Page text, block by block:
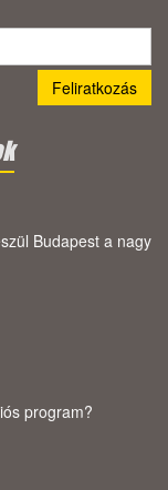
Budapest a nagy
program?